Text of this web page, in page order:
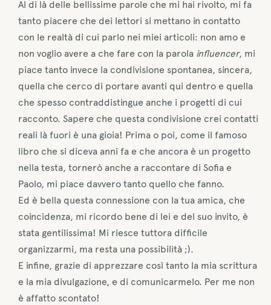
Al di là delle bellissime parole che mi hai rivolto, mi fa
tanto piacere che dei lettori si mettano in contatto
con le realtà di cui parlo nei miei articoli: non amo e
non voglio avere a che fare con la parola influencer, mi
piace tanto invece la condivisione spontanea, sincera,
quella che cerco di portare avanti qui dentro e quella
che spesso contraddistingue anche i progetti di cui
racconto. Sapere che questa condivisione crei contatti
reali là fuori è una gioia! Prima o poi, come il famoso
libro che si diceva anni fa e che ancora è un progetto
nella testa, tornerò anche a raccontare di Sofia e
Paolo, mi piace davvero tanto quello che fanno.
Ed è bella questa connessione con la tua amica, che
coincidenza, mi ricordo bene di lei e del suo invito, è
stata gentilissima! Mi riesce tuttora difficile
organizzarmi, ma resta una possibilità ;).
E infine, grazie di apprezzare così tanto la mia scrittura
e la mia divulgazione, e di comunicarmelo. Per me non
è affatto scontato!